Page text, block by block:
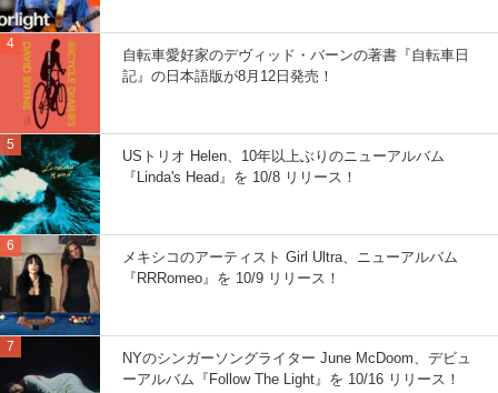
自転車愛好家のデヴィッド・バーンの著書『自転車日
記』の日本語版が8月12日発売！
USトリオ Helen、10年以上ぶりのニューアルバム
『Linda's Head』を 10/8 リリース！
メキシコのアーティスト Girl Ultra、ニューアルバム
『RRRomeo』を 10/9 リリース！
NYのシンガーソングライター June McDoom、デビュ
ーアルバム『Follow The Light』を 10/16 リリース！